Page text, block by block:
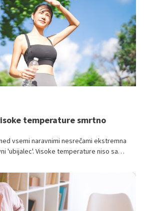
temperature smrtno
vsemi naravnimi nesrečami ekstremna
'ubijalec'. Visoke temperature niso samo